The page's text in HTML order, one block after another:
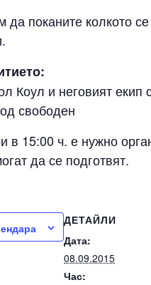
поканите колкото
Коул и неговият екип
свободен
в 15:00 ч. е нужно
да се подготвят.
ДЕТАЙЛИ
Дата:
08.09.2015
Час: